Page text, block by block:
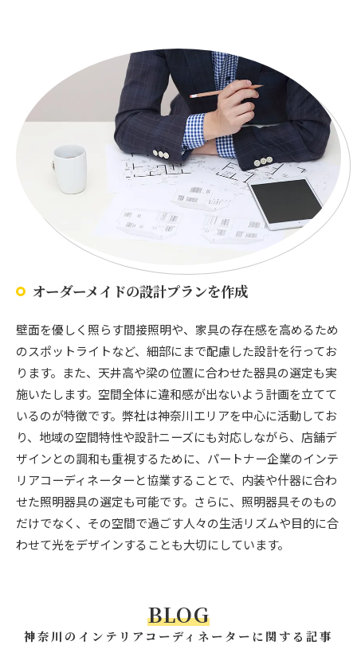
オーダーメイドの設計プランを作成
壁面を優しく照らす間接照明や、家具の存在感を高めるため
のスポットライトなど、細部にまで配慮した設計を行ってお
ります。また、天井高や梁の位置に合わせた器具の選定も実
施いたします。空間全体に違和感が出ないよう計画を立てて
いるのが特徴です。弊社は神奈川エリアを中心に活動してお
り、地域の空間特性や設計ニーズにも対応しながら、店舗デ
ザインとの調和も重視するために、パートナー企業のインテ
リアコーディネーターと協業することで、内装や什器に合わ
せた照明器具の選定も可能です。さらに、照明器具そのもの
だけでなく、その空間で過ごす人々の生活リズムや目的に合
わせて光をデザインすることも大切にしています。
BLOG
神奈川のインテリアコーディネーターに関する記事